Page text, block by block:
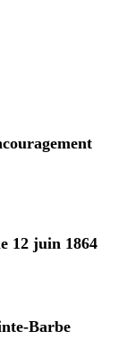
12 juin 1864
Barbe